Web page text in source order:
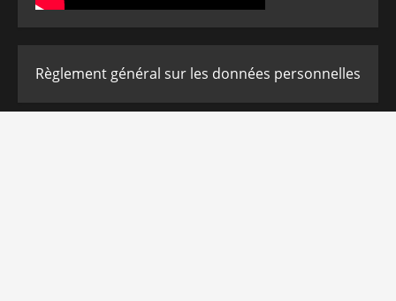
Règlement général sur les données personnelles